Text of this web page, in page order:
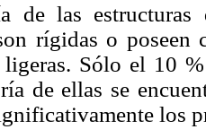
de las estructuras
rígidas o
ligeras. Sólo el 10
de ellas se
los